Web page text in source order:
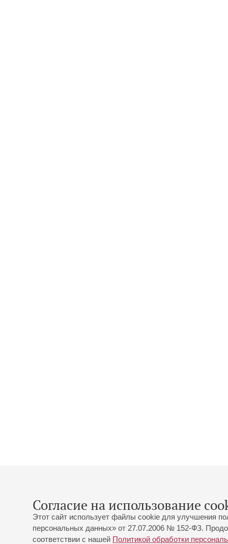
Согласие на использование
Этот сайт использует файлы cookie для улучшения
персональных данных» от 27.07.2006 № 152-ФЗ.
соответствии с нашей Политикой обработки